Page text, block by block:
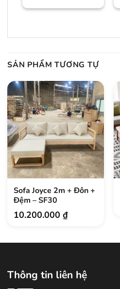
dẻ/màu trần Bảo
SẢN PHẨM TƯƠNG TỰ
Sofa Joyce 2m + Đôn +
Đệm – SF30
10.200.000₫
Thông tin liên hệ